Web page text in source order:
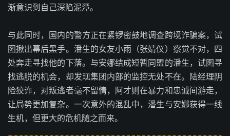
渐意识到自己深陷泥潭。
与此同时，国内的警方正在紧锣密鼓地调查跨境诈骗案，试
图揪出幕后黑手。潘生的女友小雨（张婧仪）察觉不对，四
处奔走寻找他的下落。与安娜结成短暂同盟的潘生，试图寻
找逃脱的机会，却发现集团内部的监控无处不在。陆经理阴
险狡诈，对叛逃者毫不留情，阿才则在暴力和忠诚间游走，
让局势更加复杂。一次意外的混乱中，潘生与安娜获得一线
生机，但更大的危机随之而来。